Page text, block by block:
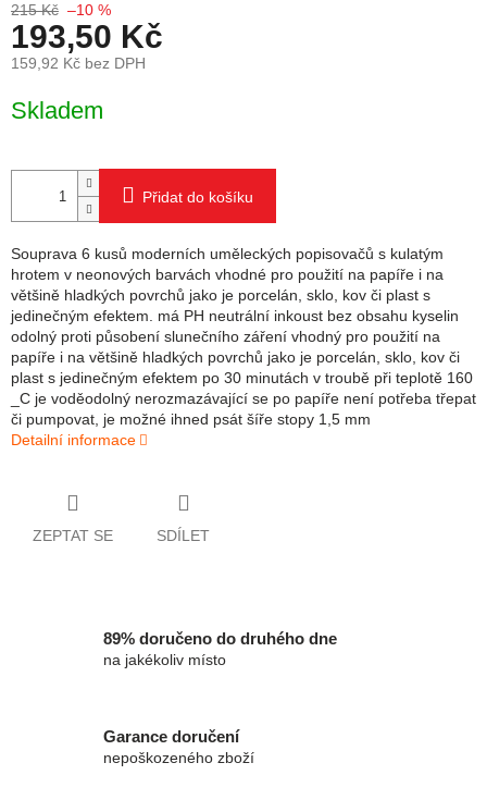
215 Kč –10 %
193,50 Kč
159,92 Kč bez DPH
Skladem
Přidat do košíku
Souprava 6 kusů moderních uměleckých popisovačů s kulatým
hrotem v neonových barvách vhodné pro použití na papíře i na
většině hladkých povrchů jako je porcelán, sklo, kov či plast s
jedinečným efektem. má PH neutrální inkoust bez obsahu kyselin
odolný proti působení slunečního záření vhodný pro použití na
papíře i na většině hladkých povrchů jako je porcelán, sklo, kov či
plast s jedinečným efektem po 30 minutách v troubě při teplotě 160
_C je voděodolný nerozmazávající se po papíře není potřeba třepat
či pumpovat, je možné ihned psát šíře stopy 1,5 mm
Detailní informace
ZEPTAT SE SDÍLET
89% doručeno do druhého dne
na jakékoliv místo
Garance doručení
nepoškozeného zboží